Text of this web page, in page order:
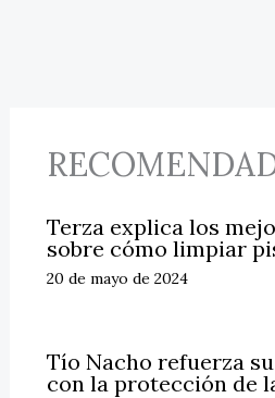
Terza explica los
sobre cómo limpiar
20 de mayo de 2024
Tío Nacho refuerza
con la protección de